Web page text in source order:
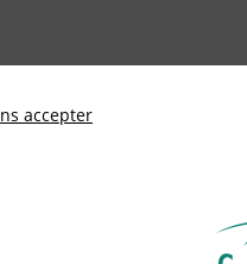
de défense
accepter